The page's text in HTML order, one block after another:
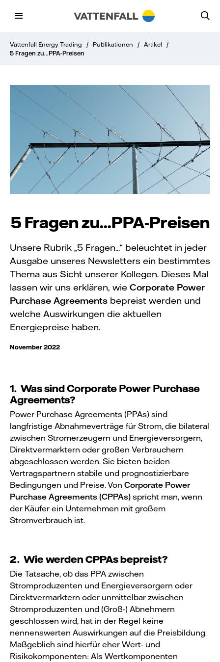
Vattenfall Energy Trading / Publikationen / Artikel
/
5 Fragen zu...PPA-Preisen
5 Fragen zu...PPA-Preisen
Unsere Rubrik „5 Fragen...“ beleuchtet in jeder
Ausgabe unseres Newsletters ein bestimmtes
Thema aus Sicht unserer Kollegen. Dieses Mal
lassen wir uns erklären, wie Corporate Power
Purchase Agreements bepreist werden und
welche Auswirkungen die aktuellen
Energiepreise haben.
November 2022
1. Was sindCorporate Power Purchase
Agreements?
Power Purchase Agreements (PPAs) sind
langfristige Abnahmeverträge für Strom, die bilateral
zwischen Stromerzeugern und Energieversorgern,
Direktvermarktern oder großen Verbrauchern
abgeschlossen werden. Sie bieten beiden
Vertragspartnern stabile und prognostizierbare
Bedingungen und Preise. Von Corporate Power
Purchase Agreements (CPPAs) spricht man, wenn
der Käufer ein Unternehmen mit großem
Stromverbrauch ist.
2. Wie werden CPPAs bepreist?
Die Tatsache, ob das PPA zwischen
Stromproduzenten und Energieversorgern oder
Direktvermarktern oder unmittelbar zwischen
Stromproduzenten und (Groß-) Abnehmern
geschlossen wird, hat in der Regel keine
nennenswerten Auswirkungen auf die Preisbildung.
Maßgeblich sind hierfür eher Wert- und
Risikokomponenten: Als Wertkomponenten